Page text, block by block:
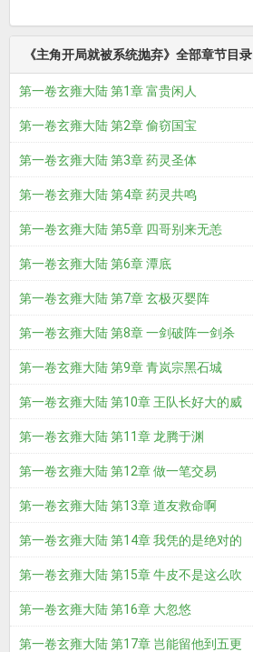
《主角开局就被系统抛弃》全部章节目录
第一卷玄雍大陆 第1章 富贵闲人
第一卷玄雍大陆 第2章 偷窃国宝
第一卷玄雍大陆 第3章 药灵圣体
第一卷玄雍大陆 第4章 药灵共鸣
第一卷玄雍大陆 第5章 四哥别来无恙
第一卷玄雍大陆 第6章 潭底
第一卷玄雍大陆 第7章 玄极灭婴阵
第一卷玄雍大陆 第8章 一剑破阵一剑杀
第一卷玄雍大陆 第9章 青岚宗黑石城
第一卷玄雍大陆 第10章 王队长好大的威
第一卷玄雍大陆 第11章 龙腾于渊
第一卷玄雍大陆 第12章 做一笔交易
第一卷玄雍大陆 第13章 道友救命啊
第一卷玄雍大陆 第14章 我凭的是绝对的
第一卷玄雍大陆 第15章 牛皮不是这么吹
第一卷玄雍大陆 第16章 大忽悠
第一卷玄雍大陆 第17章 岂能留他到五更